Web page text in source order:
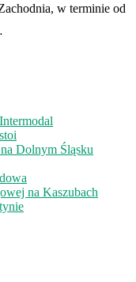
w terminie od
Dolnym Śląsku
na Kaszubach